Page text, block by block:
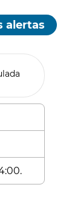
alertas